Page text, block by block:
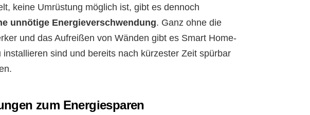
keine Umrüstung möglich ist, gibt es dennoch
unnötige Energieverschwendung. Ganz ohne die
und das Aufreißen von Wänden gibt es Smart Home-
sind und bereits nach kürzester Zeit spürbar
zum Energiesparen